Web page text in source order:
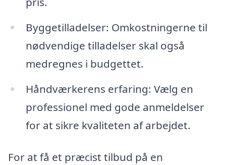
Byggetilladelser: Omkostningerne til
nødvendige tilladelser skal også
medregnes i budgettet.
Håndværkerens erfaring: Vælg en
professionel med gode anmeldelser
for at sikre kvaliteten af arbejdet.
For at få et præcist tilbud på en